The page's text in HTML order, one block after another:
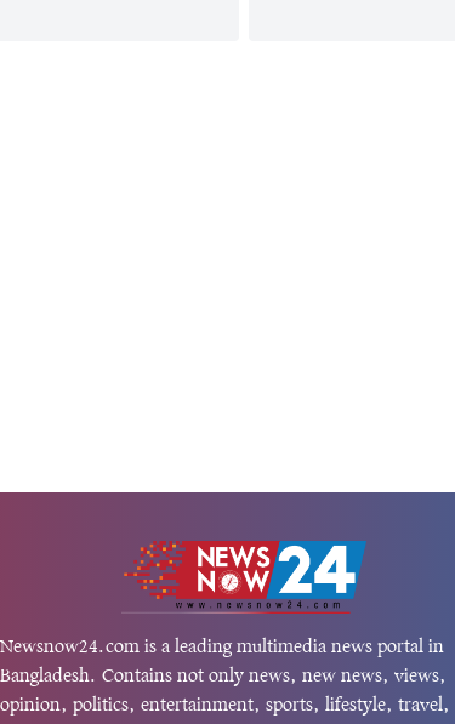
Newsnow24.com is a leading multimedia news portal in
Bangladesh. Contains not only news, new news, views,
opinion, politics, entertainment, sports, lifestyle, travel,